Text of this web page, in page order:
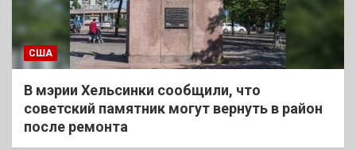
США
В мэрии Хельсинки сообщили, что
советский памятник могут вернуть в район
после ремонта